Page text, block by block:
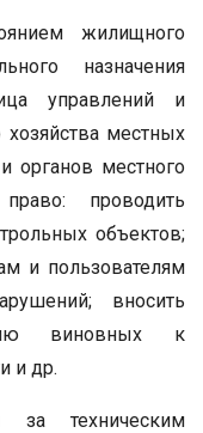
жилищного
назначения
управлений и
местных
органов местного
проводить
объектов;
и пользователям
вносить
виновных к
и др.
техническим